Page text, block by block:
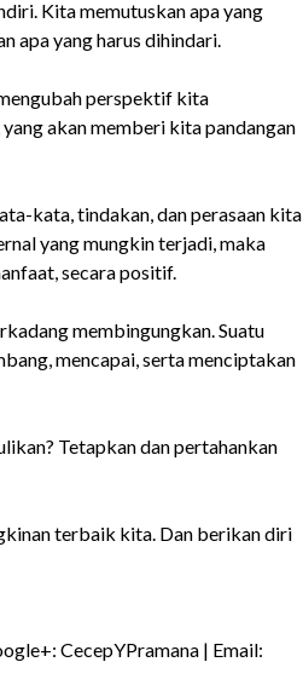
Kita memutuskan apa yang
apa yang harus dihindari.
perspektif kita
akan memberi kita pandangan
kata, tindakan, dan perasaan kita
yang mungkin terjadi, maka
secara positif.
membingungkan. Suatu
mencapai, serta menciptakan
Tetapkan dan pertahankan
terbaik kita. Dan berikan diri
CecepYPramana | Email: